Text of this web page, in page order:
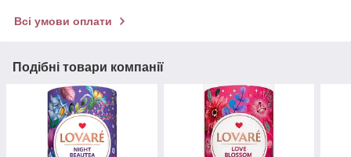
Всі умови оплати
Подібні товари компанії